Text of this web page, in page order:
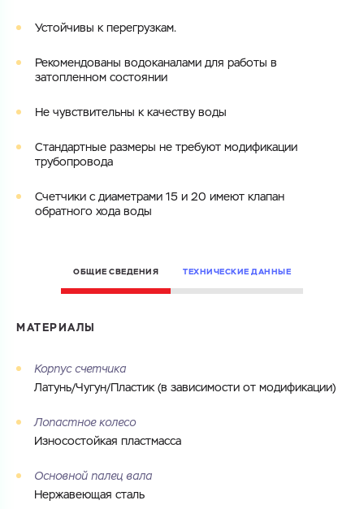
ГОТОВО
Номер телефона
Город
ЗАГРУЗИТЬ
Cоглашаюсь на обработку
Устойчивы к перегрузкам.
Рекомендованы водоканалами для работы в
затопленном состоянии
Не чувствительны к качеству воды
Cтандартные размеры не требуют модификации
трубопровода
Счетчики с диаметрами 15 и 20 имеют клапан
обратного хода воды
ОБЩИЕ СВЕДЕНИЯ ТЕХНИЧЕСКИЕ ДАННЫЕ
МАТЕРИАЛЫ
Корпус счетчика
Латунь/Чугун/Пластик (в зависимости от модификации)
Лопастное колесо
Износостойкая пластмасса
Основной палец вала
Нержавеющая сталь